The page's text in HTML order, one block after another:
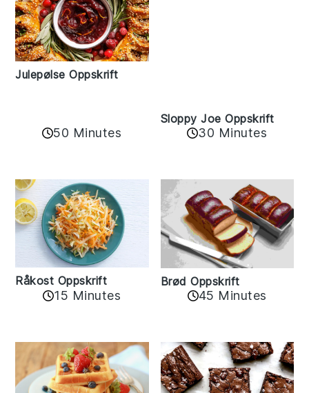
Julepølse Oppskrift
50 Minutes
Sloppy Joe Oppskrift
30 Minutes
Råkost Oppskrift
15 Minutes
Brød Oppskrift
45 Minutes